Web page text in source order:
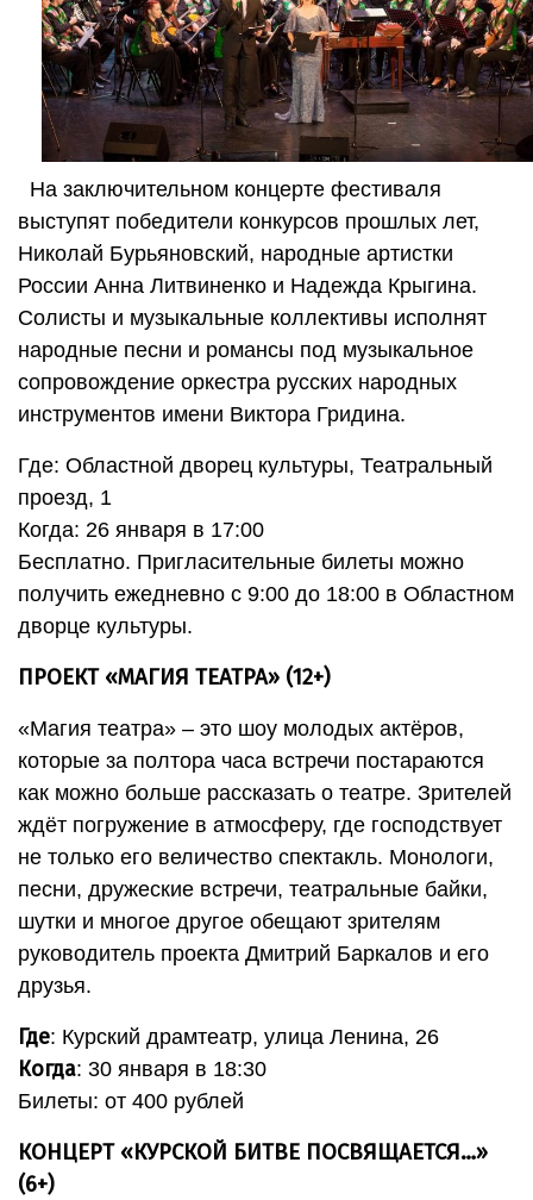
На заключительном концерте фестиваля
выступят победители конкурсов прошлых лет,
Николай Бурьяновский, народные артистки
России Анна Литвиненко и Надежда Крыгина.
Солисты и музыкальные коллективы исполнят
народные песни и романсы под музыкальное
сопровождение оркестра русских народных
инструментов имени Виктора Гридина.
Где: Областной дворец культуры, Театральный
проезд, 1
Когда: 26 января в 17:00
Бесплатно. Пригласительные билеты можно
получить ежедневно с 9:00 до 18:00 в Областном
дворце культуры.
ПРОЕКТ «МАГИЯ ТЕАТРА» (12+)
«Магия театра» – это шоу молодых актёров,
которые за полтора часа встречи постараются
как можно больше рассказать о театре. Зрителей
ждёт погружение в атмосферу, где господствует
не только его величество спектакль. Монологи,
песни, дружеские встречи, театральные байки,
шутки и многое другое обещают зрителям
руководитель проекта Дмитрий Баркалов и его
друзья.
Где: Курский драмтеатр, улица Ленина, 26
Когда: 30 января в 18:30
Билеты: от 400 рублей
КОНЦЕРТ «КУРСКОЙ БИТВЕ ПОСВЯЩАЕТСЯ…»
(6+)